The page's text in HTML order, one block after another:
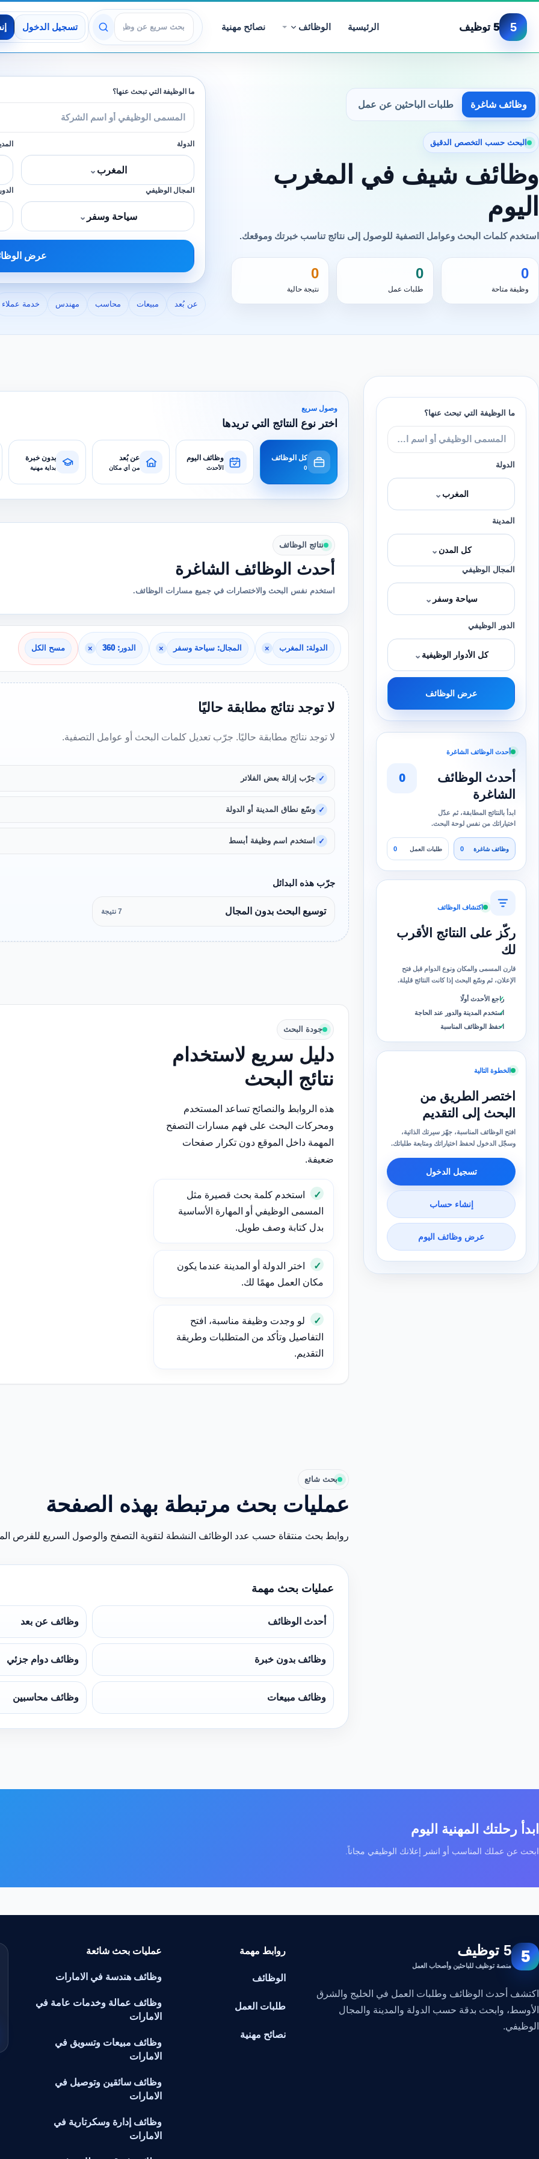
5 5 توظيف الرئيسية الوظائف نصائح مهنية
عرض الوظائف
تسجيل الدخول
وظائف شاغرة طلبات الباحثين عن عمل
البحث حسب التخصص الدقيق
وظائف شيف في المغرب
اليوم
استخدم كلمات البحث وعوامل التصفية للوصول إلى نتائج تناسب خبرتك وموقعك.
0
وظيفة متاحة
0
طلبات عمل
0
نتيجة حالية
ما الوظيفة التي تبحث عنها؟
الدولة
المغرب ⌄
المجال الوظيفي
سياحة وسفر ⌄
عرض
عن بُعد مبيعات محاسب مهندس خدمة عملاء
ما الوظيفة التي تبحث عنها؟
الدولة
المغرب ⌄
المدينة
كل المدن ⌄
المجال الوظيفي
سياحة وسفر ⌄
الدور الوظيفي
كل الأدوار الوظيفية ⌄
عرض الوظائف
أحدث الوظائف الشاغرة
أحدث الوظائف
الشاغرة
ابدأ بالنتائج المطابقة، ثم عدّل
اختياراتك من نفس لوحة البحث.
0
وظائف شاغرة 0 طلبات العمل 0
اكتشاف الوظائف
ركّز على النتائج الأقرب
لك
قارن المسمى والمكان ونوع الدوام قبل فتح
الإعلان، ثم وسّع البحث إذا كانت النتائج قليلة.
راجع الأحدث أولًا
استخدم المدينة والدور عند الحاجة
احفظ الوظائف المناسبة
الخطوة التالية
اختصر الطريق من
البحث إلى التقديم
افتح الوظائف المناسبة، جهّز سيرتك الذاتية،
وسجّل الدخول لحفظ اختياراتك ومتابعة طلباتك.
تسجيل الدخول
إنشاء حساب
عرض وظائف اليوم
وصول سريع
اختر نوع النتائج التي تريدها
كل الوظائف
0
وظائف اليوم
الأحدث
عن بُعد
من أي مكان
بدون خبرة
بداية مهنية
نتائج الوظائف
أحدث الوظائف الشاغرة
استخدم نفس البحث والاختصارات في جميع مسارات الوظائف.
الدولة: المغرب × المجال: سياحة وسفر × الدور: 360 × مسح الكل
لا توجد نتائج مطابقة حاليًا
لا توجد نتائج مطابقة حاليًا. جرّب تعديل كلمات البحث أو عوامل التصفية.
جرّب إزالة بعض الفلاتر
وسّع نطاق المدينة أو الدولة
استخدم اسم وظيفة أبسط
جرّب هذه البدائل
توسيع البحث بدون المجال 7 نتيجة
جودة البحث
دليل سريع لاستخدام
نتائج البحث
هذه الروابط والنصائح تساعد المستخدم
ومحركات البحث على فهم مسارات التصفح
المهمة داخل الموقع دون تكرار صفحات
ضعيفة.
استخدم كلمة بحث قصيرة مثل
المسمى الوظيفي أو المهارة الأساسية
بدل كتابة وصف طويل.
اختر الدولة أو المدينة عندما يكون
مكان العمل مهمًا لك.
لو وجدت وظيفة مناسبة، افتح
التفاصيل وتأكد من المتطلبات وطريقة
التقديم.
بحث شائع
عمليات بحث مرتبطة بهذه الصفحة
روابط بحث منتقاة حسب عدد الوظائف النشطة لتقوية التصفح والوصول السريع للفرص
عمليات بحث مهمة
أحدث الوظائف وظائف عن بعد
وظائف بدون خبرة وظائف دوام جزئي
وظائف مبيعات وظائف محاسبين
ابدأ رحلتك المهنية اليوم
ابحث عن عملك المناسب أو انشر إعلانك الوظيفي مجاناً.
5 5 توظيف
منصة توظيف للباحثين وأصحاب العمل
اكتشف أحدث الوظائف وطلبات العمل في الخليج والشرق
الأوسط، وابحث بدقة حسب الدولة والمدينة والمجال
الوظيفي.
روابط مهمة
الوظائف
طلبات العمل
نصائح مهنية
عمليات بحث شائعة
وظائف هندسة في الامارات
وظائف عمالة وخدمات عامة في
الامارات
وظائف مبيعات وتسويق في
الامارات
وظائف سائقين وتوصيل في
الامارات
وظائف إدارة وسكرتارية في
الامارات